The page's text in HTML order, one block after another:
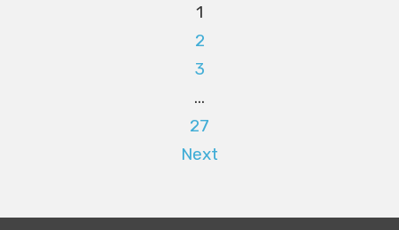
1
2
3
…
27
Next